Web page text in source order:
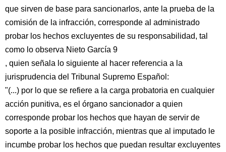
que sirven de base para sancionarlos, ante la prueba de la
comisión de la infracción, corresponde al administrado
probar los hechos excluyentes de su responsabilidad, tal
como lo observa Nieto García 9
, quien señala lo siguiente al hacer referencia a la
jurisprudencia del Tribunal Supremo Español:
"(...) por lo que se refiere a la carga probatoria en cualquier
acción punitiva, es el órgano sancionador a quien
corresponde probar los hechos que hayan de servir de
soporte a la posible infracción, mientras que al imputado le
incumbe probar los hechos que puedan resultar excluyentes